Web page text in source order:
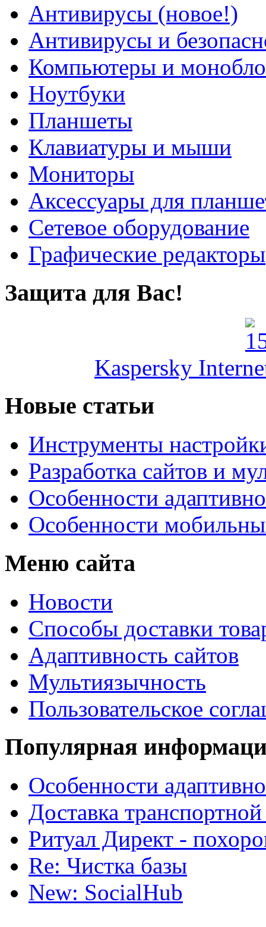
Антивирусы (новое!)
Антивирусы и
Компьютеры и
Ноутбуки
Планшеты
Клавиатуры и мыши
Мониторы
Аксессуары для
Сетевое оборудование
Графические редакторы
Защита для Вас!
Kaspersky
Новые статьи
Инструменты
Разработка сайтов и
Особенности
Особенности
Меню сайта
Новости
Способы доставки
Адаптивность сайтов
Мультиязычность
Пользовательское
Популярная
Особенности
Доставка
Ритуал Директ -
Re: Чистка базы
New: SocialHub